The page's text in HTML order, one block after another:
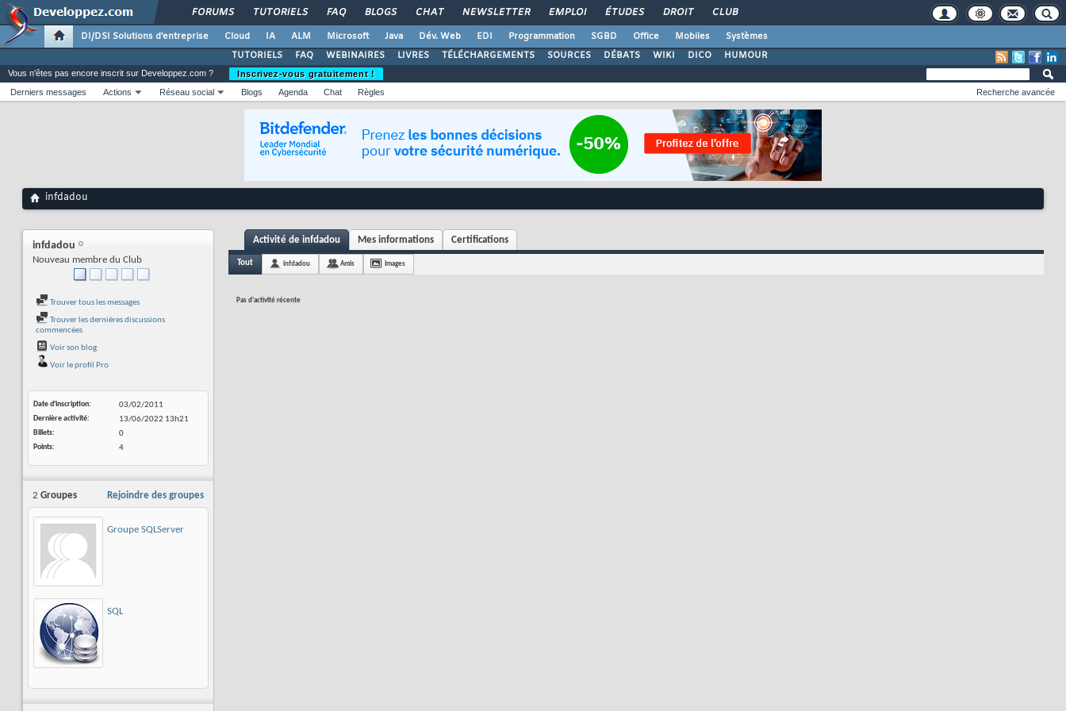
FORUMS TUTORIELS FAQ BLOGS CHAT NEWSLETTER EMPLOI ÉTUDES DROIT CLUB
DI/DSI Solutions d'entreprise Cloud IA ALM Microsoft Java Dév. Web EDI Programmation SGBD Office Mobiles
Systèmes
TUTORIELS
FAQ WEBINAIRES LIVRES TÉLÉCHARGEMENTS SOURCES DÉBATS WIKI DICO HUMOUR
Vous n'êtes pas encore inscrit sur Developpez.com ?
Inscrivez-vous gratuitement !
Derniers messages
Actions Réseau social Blogs Agenda Chat Règles Recherche avancée
infdadou
infdadou
Nouveau membre du Club
Trouver tous les messages
Trouver les dernières discussions
commencées
Voir son blog
Voir le profil Pro
Date d'inscription
03/02/2011
Dernière activité
13/06/2022 13h21
Billets
0
Points
4
Rejoindre des groupes
2 Groupes
Groupe SQLServer
SQL
Activité de infdadou Mes informations Certifications
Tout infdadou Amis Images
Pas d'activité récente